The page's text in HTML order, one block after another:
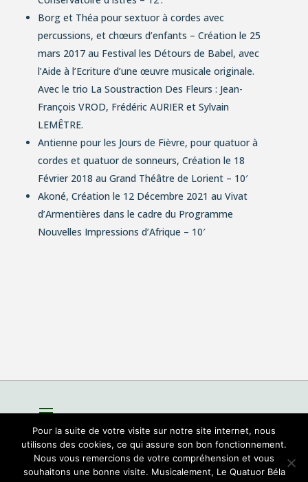
Borg et Théa pour sextuor à cordes avec
percussions, et chœurs d’enfants – Création le 25
mars 2017 au Festival les Détours de Babel, avec
l’Aide à l’Ecriture d’une œuvre musicale originale.
Avec le trio La Soustraction Des Fleurs : Jean-
François VROD, Frédéric AURIER et Sylvain
LEMÊTRE.
Antienne pour les Jours de Fièvre, pour quatuor à
cordes et quatuor de sonneurs, Création le 18
Février 2018 au Grand Théâtre de Lorient – 10′
Akoné, Création le 12 Décembre 2021 au Vivat
d’Armentières dans le cadre du Programme
Nouvelles Impressions d’Afrique – 10′
Pour la suite de votre visite sur notre site internet, nous
utilisons des cookies, ce qui assure son bon fonctionnement.
Nous vous remercions de votre compréhension et vous
souhaitons une bonne visite. Musicalement, Le Quatuor Béla